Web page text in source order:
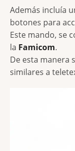
Además incluía
botones para
Este mando, se
la Famicom.
De esta manera
similares a